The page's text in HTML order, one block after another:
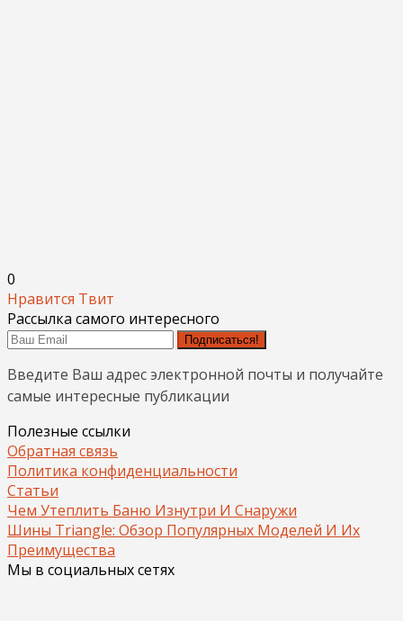
0
Нравится Твит
Рассылка самого интересного
Подписаться!
Введите Ваш адрес электронной почты и получайте
самые интересные публикации
Полезные ссылки
Обратная связь
Политика конфиденциальности
Статьи
Чем Утеплить Баню Изнутри И Снаружи
Шины Triangle: Обзор Популярных Моделей И Их
Преимущества
Мы в социальных сетях